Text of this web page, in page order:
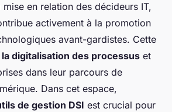
en relation des décideurs IT,
activement à la promotion
avant-gardistes. Cette
digitalisation des processus et
dans leur parcours de
Dans cet espace,
de gestion DSI est crucial pour